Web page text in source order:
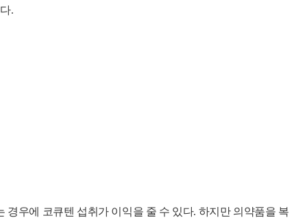
.
우에 코큐텐 섭취가 이익을 줄 수 있다. 하지만 의약품을 복